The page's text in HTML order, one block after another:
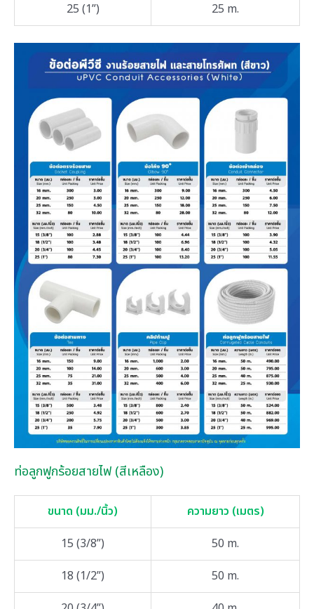
25 (1”)
25 m.
ท่อลูกฟูกร้อยสายไฟ (สีเหลือง)
ขนาด (มม./นิ้ว)
ความยาว (เมตร)
15 (3/8”)
50 m.
18 (1/2”)
50 m.